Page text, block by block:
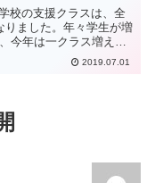
校の支援クラスは、全
りました。年々学生が増
今年は一クラス増えま
んは、情緒のクラスに
学生を迎えました。4人
2019.07.01